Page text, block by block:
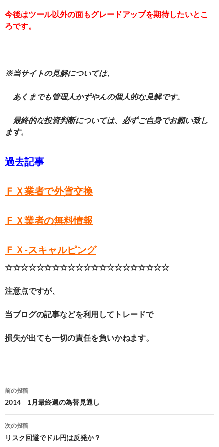
今後はツール以外の面もグレードアップを期待したいとこ
ろです。
※当サイトの見解については、
あくまでも管理人かずやんの個人的な見解です。
最終的な投資判断については、必ずご自身でお願い致し
ます。
過去記事
ＦＸ業者で外貨交換
ＦＸ業者の無料情報
ＦＸ-スキャルピング
☆☆☆☆☆☆☆☆☆☆☆☆☆☆☆☆☆☆☆☆☆
注意点ですが、
当ブログの記事などを利用してトレードで
損失が出ても一切の責任を負いかねます。
投
稿
ナ
ビ
前の投稿
2014 1月最終週の為替見通し
次の投稿
リスク回避でドル円は反発か？